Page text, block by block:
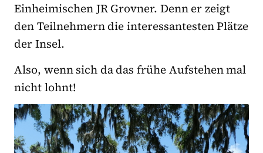
Einheimischen JR Grovner. Denn er zeigt
den Teilnehmern die interessantesten Plätze
der Insel.
Also, wenn sich da das frühe Aufstehen mal
nicht lohnt!